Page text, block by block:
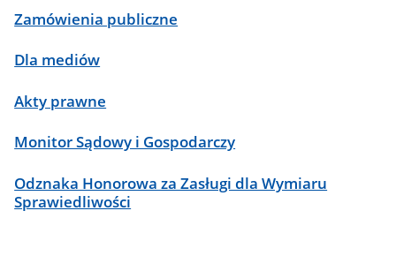
Zamówienia publiczne
Dla mediów
Akty prawne
Monitor Sądowy i Gospodarczy
Odznaka Honorowa za Zasługi dla Wymiaru
Sprawiedliwości